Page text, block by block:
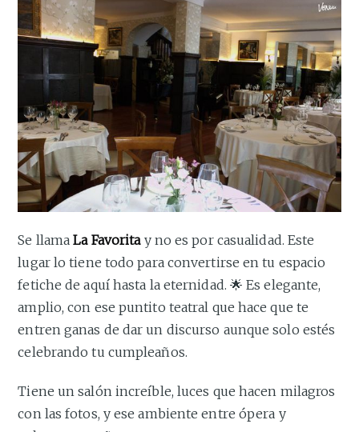
Se llamaLa Favoritay no es por casualidad. Este
lugar lo tiene todo para convertirse en tu espacio
fetiche de aquí hasta la eternidad. 🌟 Es elegante,
amplio, con ese puntito teatral que hace que te
entren ganas de dar un discurso aunque solo estés
celebrando tu cumpleaños.
Tiene un salón increíble, luces que hacen milagros
con las fotos, y ese ambiente entre ópera y